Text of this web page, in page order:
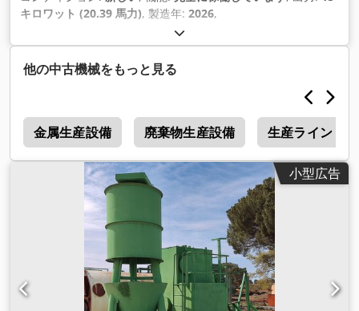
キロワット (20.39 馬力), 製造年: 2026,
他の中古機械をもっと見る
金属生産設備 廃棄物生産設備 生産ライン
小型広告